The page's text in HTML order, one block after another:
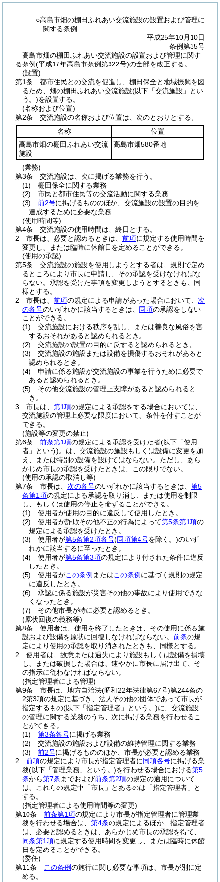
○高島市畑の棚田ふれあい交流施設の設置および管理に
関する条例
平成25年10月10日
条例第35号
高島市畑の棚田ふれあい交流施設の設置および管理に関す
る条例(平成17年高島市条例第322号)の全部を改正する。
(設置)
第1条
都市住民との交流を促進し、棚田保全と地域振興を図
るため、畑の棚田ふれあい交流施設(以下「交流施設」とい
う。)を設置する。
(名称および位置)
第2条
交流施設の名称および位置は、次のとおりとする。
名称
位置
高島市畑の棚田ふれあい交流
施設
高島市畑580番地
(業務)
第3条
交流施設は、次に掲げる業務を行う。
(1)
棚田保全に関する業務
(2)
市民と都市住民等の交流活動に関する業務
(3)
前2号に掲げるもののほか、交流施設の設置の目的を
達成するために必要な業務
(使用時間等)
第4条
交流施設の使用時間は、終日とする。
2
市長は、必要と認めるときは、 前項に規定する使用時間を
変更し、または臨時に休館日を定めることができる。
(使用の承認)
第5条
交流施設の施設を使用しようとする者は、規則で定め
るところにより市長に申請し、その承認を受けなければな
らない。 承認を受けた事項を変更しようとするときも、同
様とする。
2
市長は、 前項の規定による申請があった場合において、 次
の各号のいずれかに該当するときは、 同項の承認をしない
ことができる。
(1)
交流施設における秩序を乱し、または善良な風俗を害
するおそれがあると認められるとき。
(2)
交流施設の設置の目的に反すると認められるとき。
(3)
交流施設の施設または設備を損傷するおそれがあると
認められるとき。
(4)
申請に係る施設が交流施設の事業を行うために必要で
あると認められるとき。
(5)
その他交流施設の管理上支障があると認められると
き。
3
市長は、 第1項の規定による承認をする場合においては、
交流施設の管理上必要な限度において、条件を付すことが
できる。
(施設等の変更の禁止)
第6条
前条第1項の規定による承認を受けた者(以下「使用
者」という)。 は、交流施設の施設もしくは設備に変更を加
え、または特別の設備を設けてはならない。 ただし、あら
かじめ市長の承認を受けたときは、この限りでない。
(使用の承認の取消し等)
第7条
市長は、 次の各号のいずれかに該当するときは、 第5
条第1項の規定による承認を取り消し、または使用を制限
し、もしくは使用の停止を命ずることができる。
(1)
使用者が使用の目的に違反して使用したとき。
(2)
使用者が詐欺その他不正の行為によって第5条第1項の
規定による承認を受けたとき。
(3)
使用者が第5条第2項各号(同項第4号を除く。)のいず
れかに該当するに至ったとき。
(4)
使用者が第5条第3項の規定により付された条件に違反
したとき。
(5)
使用者がこの条例 またはこの条例 に基づく規則の規定
に違反したとき。
(6)
承認に係る施設が災害その他の事故により使用できな
くなったとき。
(7)
その他市長が特に必要と認めるとき。
(原状回復の義務等)
第8条
使用者は、使用を終了したときは、その使用に係る施
設および設備を原状に回復しなければならない。 前条の規
定により使用の承認を取り消されたときも、同様とする。
2
使用者は、故意または過失により施設もしくは設備を損壊
し、または破損した場合は、速やかに市長に届け出て、そ
の指示に従わなければならない。
(指定管理者による管理)
第9条
市長は、地方自治法(昭和22年法律第67号)第244条の
2第3項の規定に基づき、法人その他の団体であって市長が
指定するもの(以下「指定管理者」という。)に、交流施設
の管理に関する業務のうち、次に掲げる業務を行わせるこ
とができる。
(1)
第3条各号に掲げる業務
(2)
交流施設の施設および設備の維持管理に関する業務
(3)
前2号に掲げるもののほか、市長が必要と認める業務
2
前項の規定により市長が指定管理者に同項各号に掲げる業
務(以下「管理業務」という。)を行わせる場合における第5
条から第7条 までおよび前条第2項の規定の適用について
は、これらの規定中「市長」とあるのは「指定管理者」と
する。
(指定管理者による使用時間等の変更)
第10条
前条第1項の規定により市長が指定管理者に管理業
務を行わせる場合は、 第4条の規定によるほか、指定管理者
は、必要と認めるときは、あらかじめ市長の承認を得て、
同条第1項に規定する使用時間を変更し、または臨時に休館
日を定めることができる。
(委任)
第11条
この条例の施行に関し必要な事項は、市長が別に定
める。